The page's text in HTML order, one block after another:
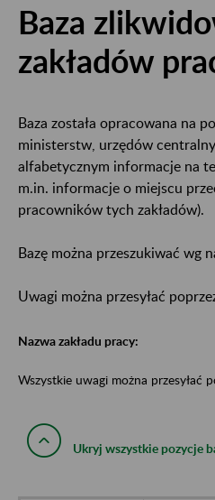
Baza
zakładów
Baza została opracowana na
ministerstw, urzędów
alfabetycznym informacje na
m.in. informacje o miejscu
pracowników tych zakładów).
Bazę można przeszukiwać wg
Uwagi można przesyłać
Nazwa zakładu pracy:
Wszystkie uwagi można przesyłać
Ukryj wszystkie pozycje